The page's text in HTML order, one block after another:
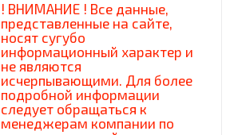
! ВНИМАНИЕ ! Все данные,
представленные на сайте,
носят сугубо
информационный характер и
не являются
исчерпывающими. Для более
подробной информации
следует обращаться к
менеджерам компании по